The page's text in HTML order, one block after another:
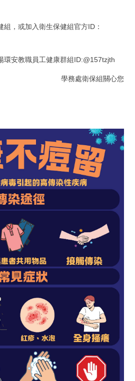
，或加入衛生保健組官方ID：
環安教職員工健康群組ID:@157tzjth
學務處衛保組關心您